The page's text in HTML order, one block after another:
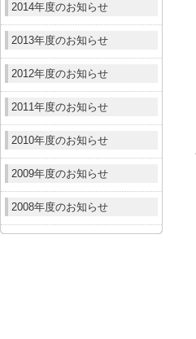
2014年度のお知らせ
2013年度のお知らせ
2012年度のお知らせ
2011年度のお知らせ
2010年度のお知らせ
2009年度のお知らせ
2008年度のお知らせ